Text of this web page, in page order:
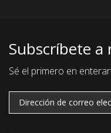
Subscríbete
Sé el primero en